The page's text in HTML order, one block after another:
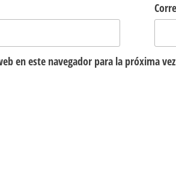
en este navegador para la próxima